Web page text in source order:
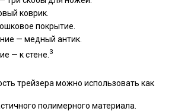
коврик.
покрытие.
— медный антик.
— к стене. 3
трейзера можно использовать как
полимерного материала.